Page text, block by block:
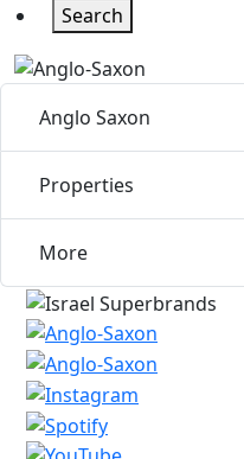
Search
Anglo Saxon
Properties
More